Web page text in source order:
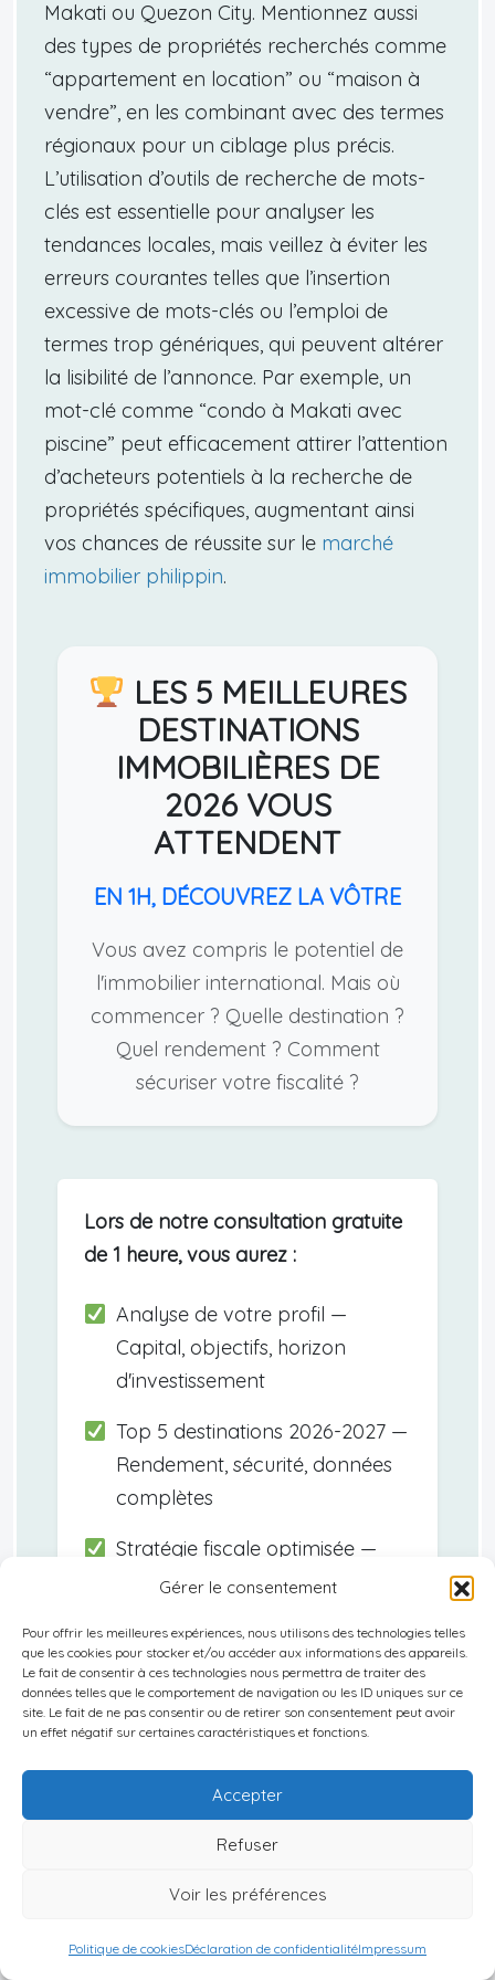
Gérer le consentement
Pour offrir les meilleures expériences, nous utilisons des technologies telles
que les cookies pour stocker et/ou accéder aux informations des appareils.
Le fait de consentir à ces technologies nous permettra de traiter des
données telles que le comportement de navigation ou les ID uniques sur ce
site. Le fait de ne pas consentir ou de retirer son consentement peut avoir
un effet négatif sur certaines caractéristiques et fonctions.
Accepter
Refuser
Voir les préférences
Politique de cookiesDéclaration de confidentialitéImpressum
Makati ou Quezon City. Mentionnez aussi
des types de propriétés recherchés comme
“appartement en location” ou “maison à
vendre”, en les combinant avec des termes
régionaux pour un ciblage plus précis.
L’utilisation d’outils de recherche de mots-
clés est essentielle pour analyser les
tendances locales, mais veillez à éviter les
erreurs courantes telles que l’insertion
excessive de mots-clés ou l’emploi de
termes trop génériques, qui peuvent altérer
la lisibilité de l’annonce. Par exemple, un
mot-clé comme “condo à Makati avec
piscine” peut efficacement attirer l’attention
d’acheteurs potentiels à la recherche de
propriétés spécifiques, augmentant ainsi
vos chances de réussite sur le marché
immobilier philippin.
LES 5 MEILLEURES
DESTINATIONS
IMMOBILIÈRES DE
2026 VOUS
ATTENDENT
EN 1H, DÉCOUVREZ LA VÔTRE
Vous avez compris le potentiel de
l'immobilier international. Mais où
commencer ? Quelle destination ?
Quel rendement ? Comment
sécuriser votre fiscalité ?
Lors de notre consultation gratuite
de 1 heure, vous aurez :
Analyse de votre profil —
Capital, objectifs, horizon
d'investissement
Top 5 destinations 2026-2027 —
Rendement, sécurité, données
complètes
Stratégie fiscale optimisée —
Adaptée à votre situation de
Offres exclusives de réseau —
Accès direct aux meilleures
opportunités
Roadmap d'action clé en main
— Dossier, mode financement,
Pourquoi maintenant ?